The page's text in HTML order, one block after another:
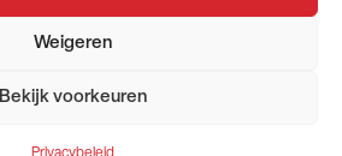
Weigeren
Bekijk voorkeuren